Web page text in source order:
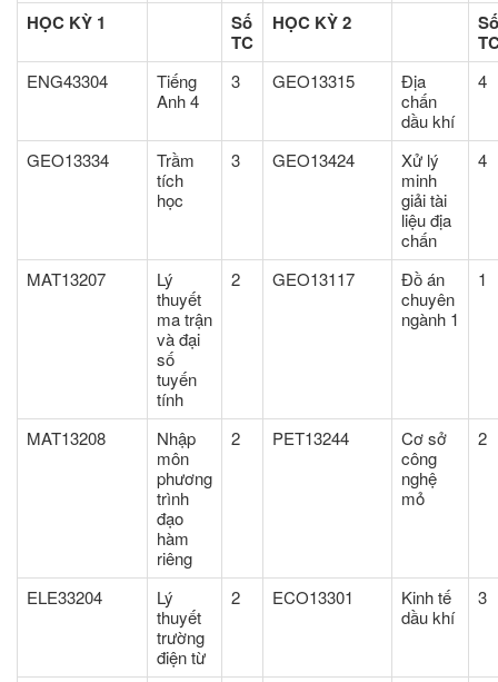
HỌC KỲ 1
Số
TC
HỌC KỲ 2
Số
ENG43304
Tiếng
Anh 4
3 GEO13315
Địa
chấn
dầu khí
4
GEO13334
Trầm
tích
học
3 GEO13424
Xử lý
minh
giải tài
liệu địa
chấn
4
MAT13207
Lý
thuyết
ma trận
và đại
số
tuyến
tính
2 GEO13117
Đồ án
chuyên
ngành 1
1
MAT13208
Nhập
môn
phương
trình
đạo
hàm
riêng
2 PET13244
Cơ sở
công
nghệ
mỏ
2
ELE33204
Lý
thuyết
trường
điện từ
2 ECO13301
Kinh tế
dầu khí
3